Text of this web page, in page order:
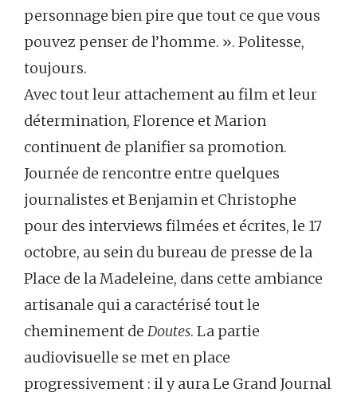
personnage bien pire que tout ce que vous
pouvez penser de l’homme. ». Politesse,
toujours.
Avec tout leur attachement au film et leur
détermination, Florence et Marion
continuent de planifier sa promotion.
Journée de rencontre entre quelques
journalistes et Benjamin et Christophe
pour des interviews filmées et écrites, le 17
octobre, au sein du bureau de presse de la
Place de la Madeleine, dans cette ambiance
artisanale qui a caractérisé tout le
cheminement de Doutes. La partie
audiovisuelle se met en place
progressivement : il y aura Le Grand Journal